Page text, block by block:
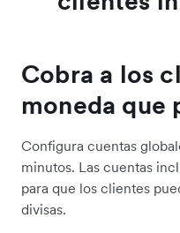
Cobra a los
moneda que
Configura cuentas
minutos. Las cuentas
para que los clientes
divisas.